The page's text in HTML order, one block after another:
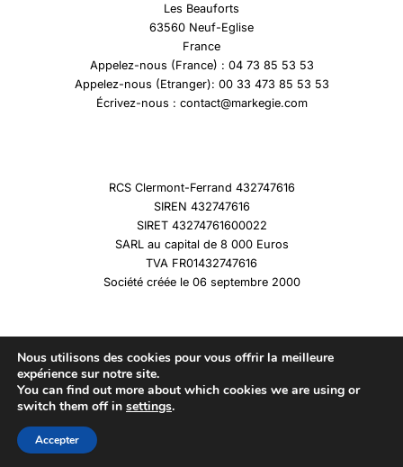
Les Beauforts
63560 Neuf-Eglise
France
Appelez-nous (France) : 04 73 85 53 53
Appelez-nous (Etranger): 00 33 473 85 53 53
Écrivez-nous : contact@markegie.com
RCS Clermont-Ferrand 432747616
SIREN 432747616
SIRET 43274761600022
SARL au capital de 8 000 Euros
TVA FR01432747616
Société créée le 06 septembre 2000
Copyright © 2026 Marqueshistoire
Nous utilisons des cookies pour vous offrir la meilleure
expérience sur notre site.
You can find out more about which cookies we are using or
switch them off in settings.
Accepter